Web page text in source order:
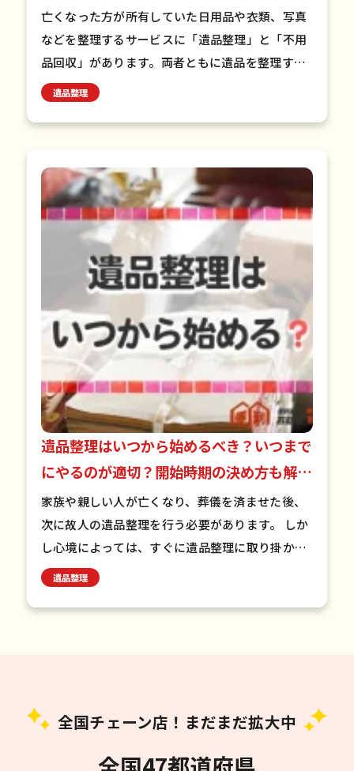
亡くなった方が所有していた日用品や衣類、写真
などを整理するサービスに「遺品整理」と「不用
品回収」があります。両者ともに遺品を整理する
点で共通していますが、サービス内容には違いが
遺品整理
遺品整理はいつから始めるべき？いつまで
にやるのが適切？開始時期の決め方も解
説！
家族や親しい人が亡くなり、葬儀を済ませた後、
次に故人の遺品整理を行う必要があります。 しか
し心境によっては、すぐに遺品整理に取り掛かる
のは難しいこともあるでしょう。 そこで今回は、
遺品整理
全国チェーン店！まだまだ拡大中